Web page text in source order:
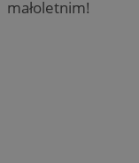
małoletnim!